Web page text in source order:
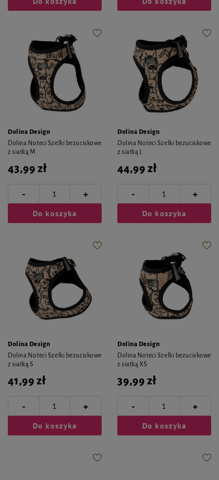
Dolina Design
Dolina Noteci Szelki bezuciskowe
z siatką M
43,99 zł
- +
Do koszyka
Dolina Design
Dolina Noteci Szelki bezuciskowe
z siatką L
44,99 zł
- +
Do koszyka
Dolina Design
Dolina Noteci Szelki bezuciskowe
z siatką S
41,99 zł
- +
Do koszyka
Dolina Design
Dolina Noteci Szelki bezuciskowe
z siatką XS
39,99 zł
- +
Do koszyka